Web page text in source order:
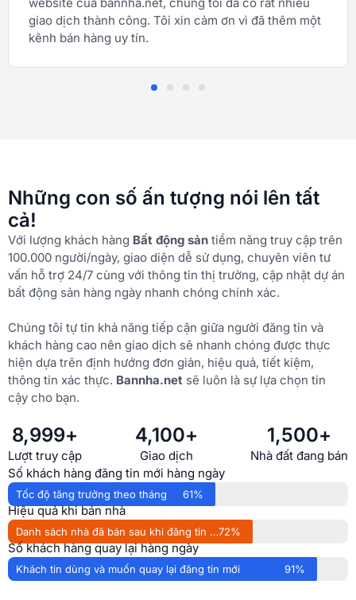
giao dịch thành công. Tôi xin cảm ơn vì đã thêm một
kênh bán hàng uy tín.
Những con số ấn tượng nói lên tất
cả!
Với lượng khách hàng Bất động sản tiềm năng truy cập trên
100.000 người/ngày, giao diện dễ sử dụng, chuyên viên tư
vấn hỗ trợ 24/7 cùng với thông tin thị trường, cập nhật dự án
bất động sản hàng ngày nhanh chóng chính xác.
Chúng tôi tự tin khả năng tiếp cận giữa người đăng tin và
khách hàng cao nên giao dịch sẽ nhanh chóng được thực
hiện dựa trên định hướng đơn giản, hiệu quả, tiết kiệm,
thông tin xác thực. Bannha.net sẽ luôn là sự lựa chọn tin
cậy cho bạn.
Lượt truy cập
8,999+
Giao dịch
4,100+
Nhà đất đang bán
1,500+
Số khách hàng đăng tin mới hàng ngày
Tốc độ tăng trưởng theo tháng 61%
Hiệu quả khi bán nhà
Danh sách nhà đã bán sau khi đăng tin 1 tuần72%
Số khách hàng quay lại hàng ngày
Khách tin dùng và muốn quay lại đăng tin mới 91%